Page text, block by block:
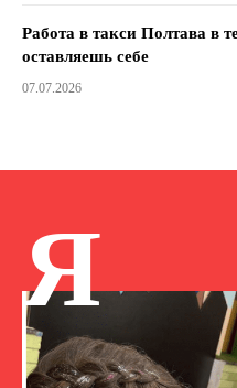
Работа в такси Полтава в
оставляешь себе
07.07.2026
Я